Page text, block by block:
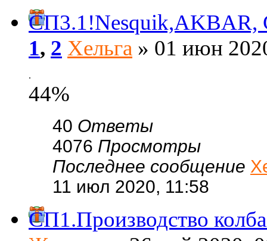
СП3.1!Nesquik,AKBAR,
1, 2 Хельга » 01 июн
.
44%
40 Ответы
4076 Просмотры
Последнее сообщение
11 июл 2020, 11:58
СП1.Производство